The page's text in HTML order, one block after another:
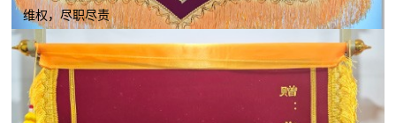
维权，尽职尽责